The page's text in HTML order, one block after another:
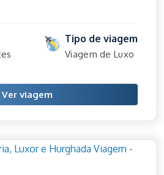
Tipo de viagem
Viagem de Luxo
Ver viagem